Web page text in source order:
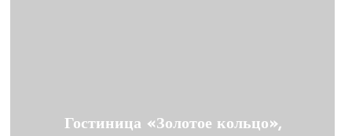
Гостиница «Золотое кольцо»,